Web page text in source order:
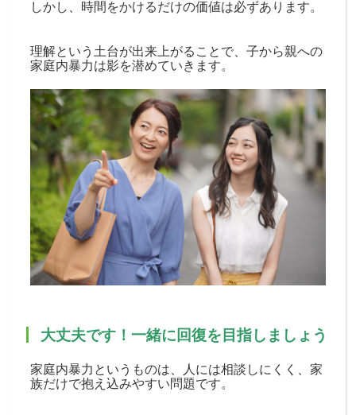
しかし、時間をかけるだけの価値は必ずあります。
理解という土台が出来上がることで、子から親への
家庭内暴力は影を潜めていきます。
大丈夫です！一緒に回復を目指しましょう
家庭内暴力というものは、人には相談しにくく、家
族だけで抱え込みやすい問題です。